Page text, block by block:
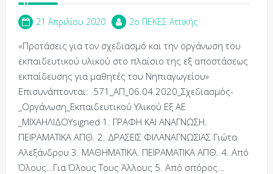
21 Απριλίου 2020 2o ΠΕΚΕΣ Αττικής
«Προτάσεις για τον σχεδιασμό και την οργάνωση του
εκπαιδευτικού υλικού στο πλαίσιο της εξ αποστάσεως
εκπαίδευσης για μαθητές του Νηπιαγωγείου»
Επισυνάπτονται: 571_ΑΠ_06.04.2020_Σχεδιασμός­
_Οργάνωση_Εκπαιδευτικού Υλικού Εξ ΑΕ
_ΜΙΧΑΗΛΙΔΟΥsigned 1. ΓΡΑΦΗ ΚΑΙ ΑΝΑΓΝΩΣΗ.
ΠΕΙΡΑΜΑΤΙΚΑ ΑΠΘ. 2. ΔΡΑΣΕΙΣ ΦΙΛΑΝΑΓΝΩΣΙΑΣ Γιώτα
Αλεξάνδρου 3. ΜΑΘΗΜΑΤΙΚΑ. ΠΕΙΡΑΜΑΤΙΚΑ ΑΠΘ. 4. Από
Όλους…Για Όλους Τους Άλλους 5. Από σπόρος…